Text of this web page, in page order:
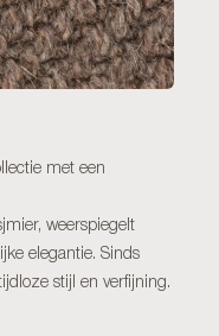
met een
weerspiegelt
elegantie. Sinds
stijl en verfijning.